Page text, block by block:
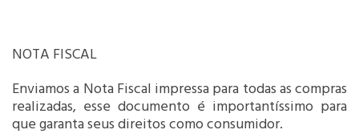
NOTA FISCAL
Enviamos a Nota Fiscal impressa para todas as compras
realizadas, esse documento é importantíssimo para
que garanta seus direitos como consumidor.